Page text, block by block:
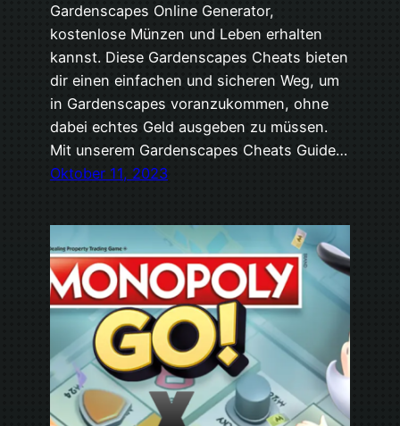
Gardenscapes Online Generator,
kostenlose Münzen und Leben erhalten
kannst. Diese Gardenscapes Cheats bieten
dir einen einfachen und sicheren Weg, um
in Gardenscapes voranzukommen, ohne
dabei echtes Geld ausgeben zu müssen.
Mit unserem Gardenscapes Cheats Guide…
Oktober 11, 2023